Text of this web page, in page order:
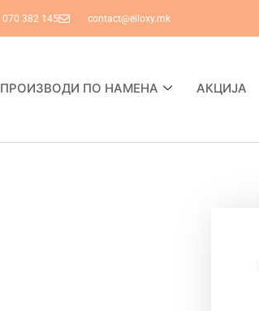
070 382 145 contact@elloxy.mk
ПРОИЗВОДИ ПО НАМЕНА АКЦИЈА